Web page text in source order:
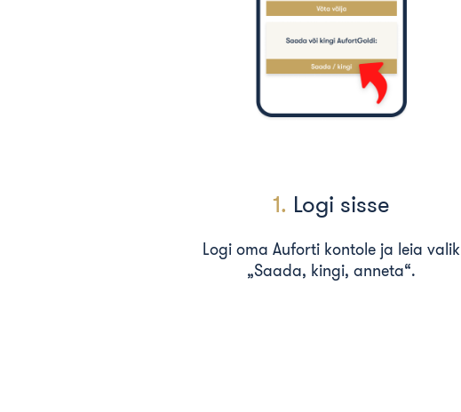
1. Logi sisse
Logi oma Auforti kontole ja leia valik
„Saada, kingi, anneta“.